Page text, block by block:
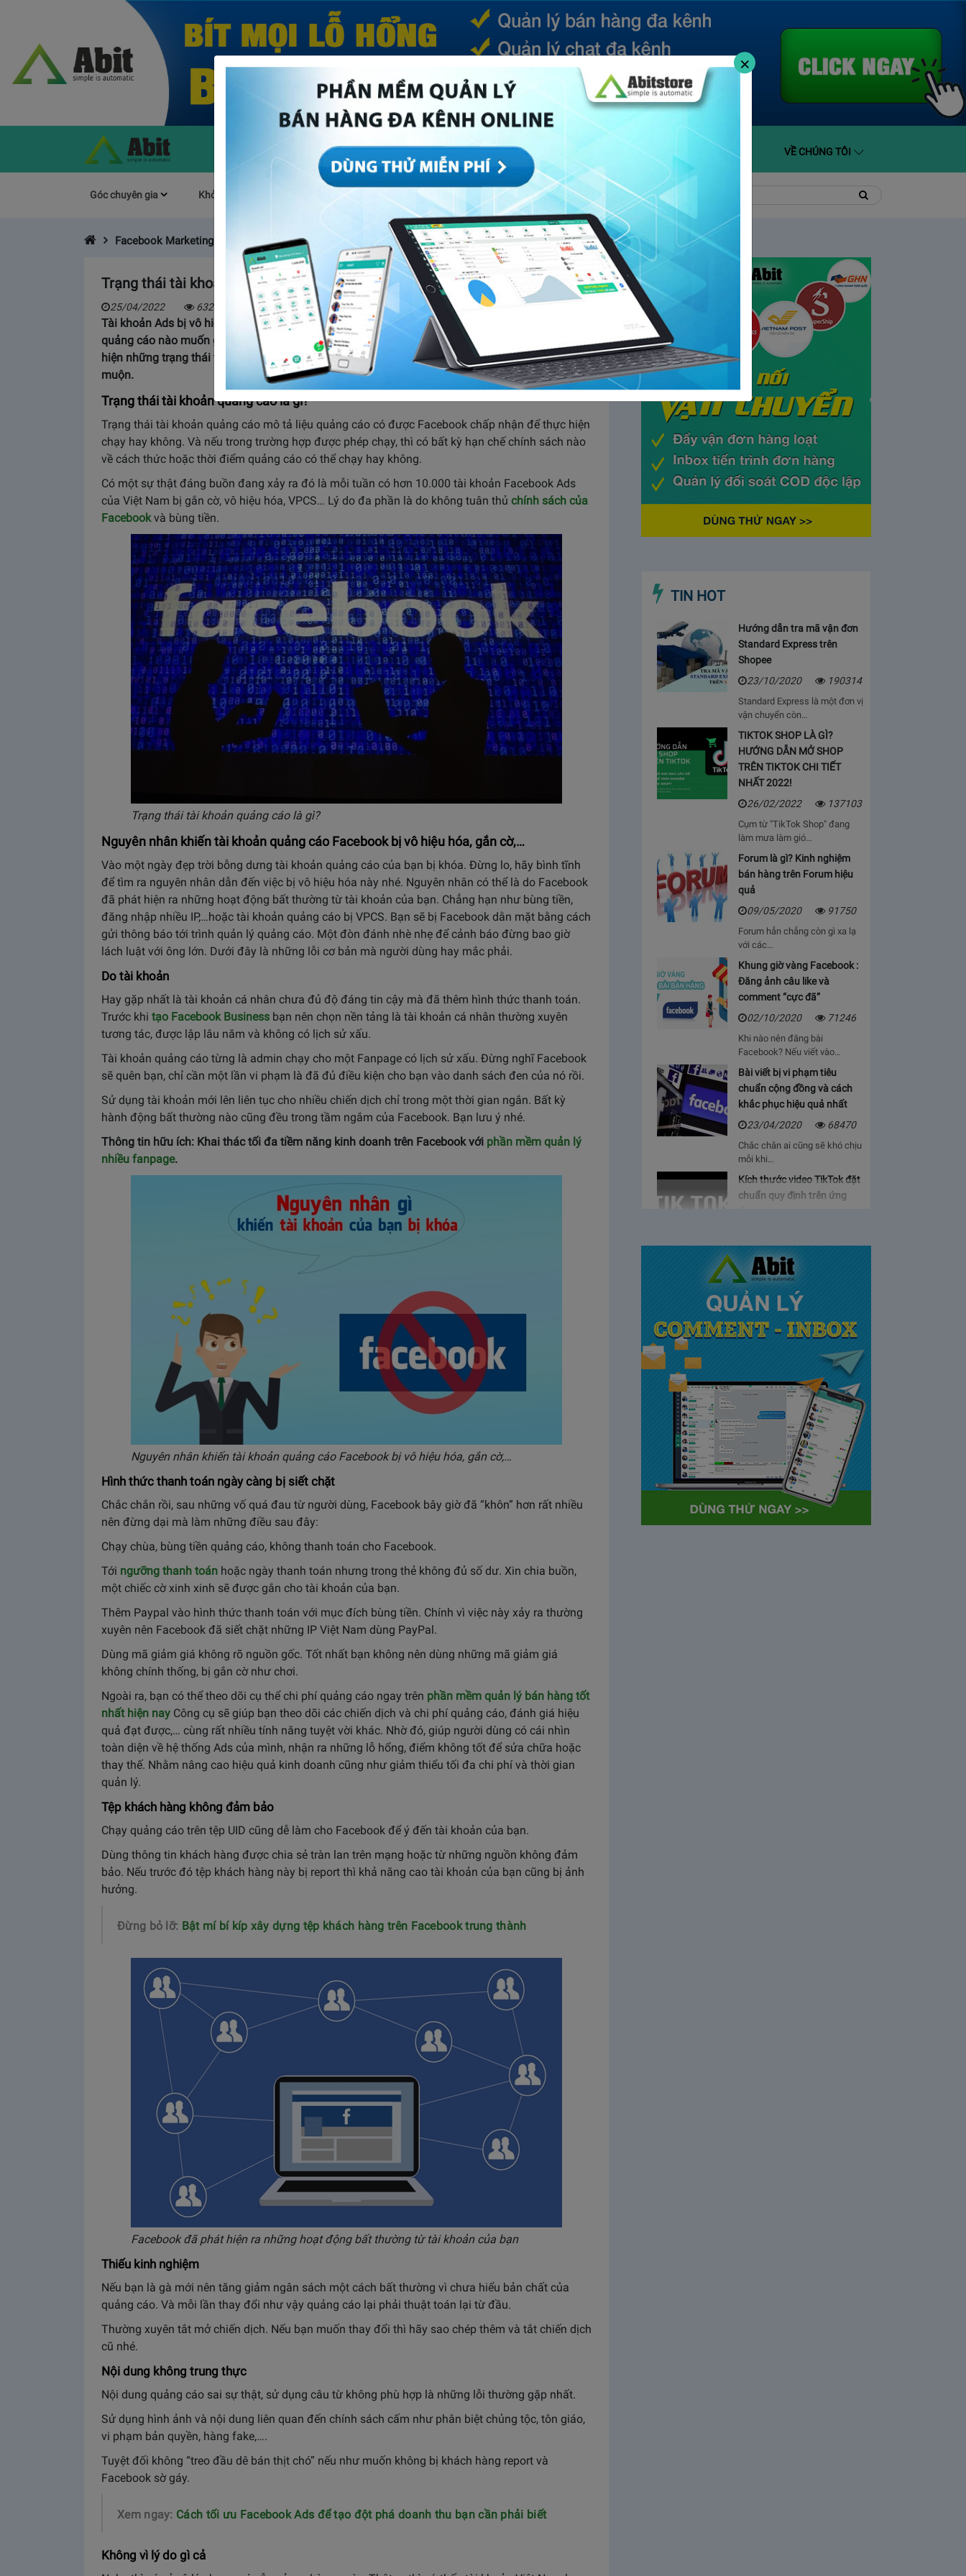
(CURRENT) BÁO GIÁ HỖ TRỢ VỀ CHÚNG TÔI
Góc chuyên gia Khởi Nghiệp Mục khác Quản trị Về Abit
kiếm:
kiếm
Facebook Marketing
Trạng thái tài khoản quảng cáo vô hiệu hóa, nguyên nhân và khắc phục
25/04/2022 6328
Tài khoản Ads bị vô hiệu hóa, gắn cờ, VPCS chính là những điều mà không một người chạy
quảng cáo nào muốn gặp phải. Vậy làm cách nào để trong suốt chiến dịch của bạn không xuất
hiện những trạng thái tài khoản quảng cáo như thế. Hãy đọc bài viết này ngay trước khi quá
muộn.
Trạng thái tài khoản quảng cáo là gì?
Trạng thái tài khoản quảng cáo mô tả liệu quảng cáo có được Facebook chấp nhận để thực hiện
chạy hay không. Và nếu trong trường hợp được phép chạy, thì có bất kỳ hạn chế chính sách nào
về cách thức hoặc thời điểm quảng cáo có thể chạy hay không.
Có một sự thật đáng buồn đang xảy ra đó là mỗi tuần có hơn 10.000 tài khoản Facebook Ads
của Việt Nam bị gắn cờ, vô hiệu hóa, VPCS… Lý do đa phần là do không tuân thủ chính sách của
Facebookvà bùng tiền.
Trạng thái tài khoản quảng cáo là gì?
Nguyên nhân khiến tài khoản quảng cáo Facebook bị vô hiệu hóa, gắn cờ,…
Vào một ngày đẹp trời bỗng dưng tài khoản quảng cáo của bạn bị khóa. Đừng lo, hãy bình tĩnh
để tìm ra nguyên nhân dẫn đến việc bị vô hiệu hóa này nhé. Nguyên nhân có thể là do Facebook
đã phát hiện ra những hoạt động bất thường từ tài khoản của bạn. Chẳng hạn như bùng tiền,
đăng nhập nhiều IP,…hoặc tài khoản quảng cáo bị VPCS. Bạn sẽ bị Facebook dằn mặt bằng cách
gửi thông báo tới trình quản lý quảng cáo. Một đòn đánh nhè nhẹ để cảnh báo đừng bao giờ
lách luật với ông lớn. Dưới đây là những lỗi cơ bản mà người dùng hay mắc phải.
Do tài khoản
Hay gặp nhất là tài khoản cá nhân chưa đủ độ đáng tin cậy mà đã thêm hình thức thanh toán.
Trước khi tạo Facebook Business bạn nên chọn nền tảng là tài khoản cá nhân thường xuyên
tương tác, được lập lâu năm và không có lịch sử xấu.
Tài khoản quảng cáo từng là admin chạy cho một Fanpage có lịch sử xấu. Đừng nghĩ Facebook
sẽ quên bạn, chỉ cần một lần vi phạm là đã đủ điều kiện cho bạn vào danh sách đen của nó rồi.
Sử dụng tài khoản mới lên liên tục cho nhiều chiến dịch chỉ trong một thời gian ngắn. Bất kỳ
hành động bất thường nào cũng đều trong tầm ngắm của Facebook. Bạn lưu ý nhé.
Thông tin hữu ích: Khai thác tối đa tiềm năng kinh doanh trên Facebook với phần mềm quản lý
nhiều fanpage.
Nguyên nhân khiến tài khoản quảng cáo Facebook bị vô hiệu hóa, gắn cờ,…
Hình thức thanh toán ngày càng bị siết chặt
Chắc chắn rồi, sau những vố quá đau từ người dùng, Facebook bây giờ đã “khôn” hơn rất nhiều
nên đừng dại mà làm những điều sau đây:
Chạy chùa, bùng tiền quảng cáo, không thanh toán cho Facebook.
Tới ngưỡng thanh toán hoặc ngày thanh toán nhưng trong thẻ không đủ số dư. Xin chia buồn,
một chiếc cờ xinh xinh sẽ được gắn cho tài khoản của bạn.
Thêm Paypal vào hình thức thanh toán với mục đích bùng tiền. Chính vì việc này xảy ra thường
xuyên nên Facebook đã siết chặt những IP Việt Nam dùng PayPal.
Dùng mã giảm giá không rõ nguồn gốc. Tốt nhất bạn không nên dùng những mã giảm giá
không chính thống, bị gắn cờ như chơi.
Ngoài ra, bạn có thể theo dõi cụ thể chi phí quảng cáo ngay trên phần mềm quản lý bán hàng tốt
nhất hiện nay Công cụ sẽ giúp bạn theo dõi các chiến dịch và chi phí quảng cáo, đánh giá hiệu
quả đạt được,… cùng rất nhiều tính năng tuyệt vời khác. Nhờ đó, giúp người dùng có cái nhìn
toàn diện về hệ thống Ads của mình, nhận ra những lỗ hổng, điểm không tốt để sửa chữa hoặc
thay thế. Nhằm nâng cao hiệu quả kinh doanh cũng như giảm thiểu tối đa chi phí và thời gian
quản lý.
Tệp khách hàng không đảm bảo
Chạy quảng cáo trên tệp UID cũng dễ làm cho Facebook để ý đến tài khoản của bạn.
Dùng thông tin khách hàng được chia sẻ tràn lan trên mạng hoặc từ những nguồn không đảm
bảo. Nếu trước đó tệp khách hàng này bị report thì khả năng cao tài khoản của bạn cũng bị ảnh
hưởng.
Đừng bỏ lỡ: Bật mí bí kíp xây dựng tệp khách hàng trên Facebook trung thành
Facebook đã phát hiện ra những hoạt động bất thường từ tài khoản của bạn
Thiếu kinh nghiệm
Nếu bạn là gà mới nên tăng giảm ngân sách một cách bất thường vì chưa hiểu bản chất của
quảng cáo. Và mỗi lần thay đổi như vậy quảng cáo lại phải thuật toán lại từ đầu.
Thường xuyên tắt mở chiến dịch. Nếu bạn muốn thay đổi thì hãy sao chép thêm và tắt chiến dịch
cũ nhé.
Nội dung không trung thực
Nội dung quảng cáo sai sự thật, sử dụng câu từ không phù hợp là những lỗi thường gặp nhất.
Sử dụng hình ảnh và nội dung liên quan đến chính sách cấm như phân biệt chủng tộc, tôn giáo,
vi phạm bản quyền, hàng fake,….
Tuyệt đối không “treo đầu dê bán thịt chó” nếu như muốn không bị khách hàng report và
Facebook sờ gáy.
Xem ngay: Cách tối ưu Facebook Ads để tạo đột phá doanh thu bạn cần phải biết
Không vì lý do gì cả
TIN HOT
Hướng dẫn tra mã vận đơn
Standard Express trên
Shopee
23/10/2020
190314
Standard Express là một đơn vị
vận chuyển còn…
TIKTOK SHOP LÀ GÌ?
HƯỚNG DẪN MỞ SHOP
TRÊN TIKTOK CHI TIẾT
NHẤT 2022!
26/02/2022
137103
Cụm từ "TikTok Shop" đang
làm mưa làm gió…
Forum là gì? Kinh nghiệm
bán hàng trên Forum hiệu
quả
09/05/2020
91750
Forum hẳn chẳng còn gì xa lạ
với các…
Khung giờ vàng Facebook :
Đăng ảnh câu like và
comment “cực đã”
02/10/2020
71246
Khi nào nên đăng bài
Facebook? Nếu viết vào…
Bài viết bị vi phạm tiêu
chuẩn cộng đồng và cách
khắc phục hiệu quả nhất
23/04/2020
68470
Chắc chắn ai cũng sẽ khó chịu
mỗi khi…
Kích thước video TikTok đặt
chuẩn quy định trên ứng
Bạn sẽ cảm thấy mệt mỏi, vì cứ
phải…
Bảng giá lượt view Youtube
tại Việt Nam và Hoa kỳ mới
28/05/2020
63383
Khi tham gia chương trình
Partner Program của YouTube,
…
Cách bỏ ẩn trò chuyện trên
Zalo ở thiết bị máy tính và
điện thoại iphone
26/05/2020
62316
Bỏ ẩn cuộc trò chuyện là tính
năng khá…
×